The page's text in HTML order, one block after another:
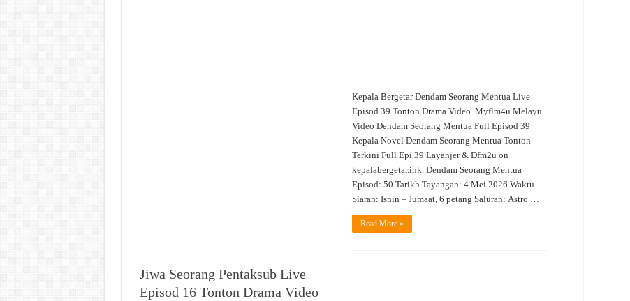
Kepala Bergetar Dendam Seorang Mentua Live
Episod 39 Tonton Drama Video. Myflm4u Melayu
Video Dendam Seorang Mentua Full Episod 39
Kepala Novel Dendam Seorang Mentua Tonton
Terkini Full Epi 39 Layanjer & Dfm2u on
kepalabergetar.ink. Dendam Seorang Mentua
Episod: 50 Tarikh Tayangan: 4 Mei 2026 Waktu
Siaran: Isnin – Jumaat, 6 petang Saluran: Astro …
Read More »
Jiwa Seorang Pentaksub Live
Episod 16 Tonton Drama Video